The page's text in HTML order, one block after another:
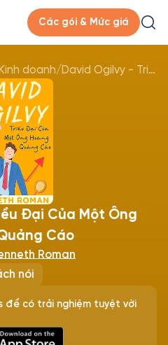
Các gói & Mức giá
Kinh doanh/ David Ogilvy - Triều Đại Của Một Ông Hoàng Quảng Cáo
nói
Đại Của Một Ông
Cáo
Roman
để có trải nghiệm tuyệt vời